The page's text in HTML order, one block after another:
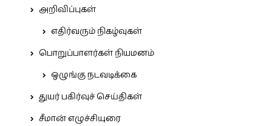
அறிவிப்புகள்
எதிர்வரும் நிகழ்வுகள்
பொறுப்பாளர்கள் நியமனம்
ஒழுங்கு நடவடிக்கை
துயர் பகிர்வுச் செய்திகள்
சீமான் எழுச்சியுரை